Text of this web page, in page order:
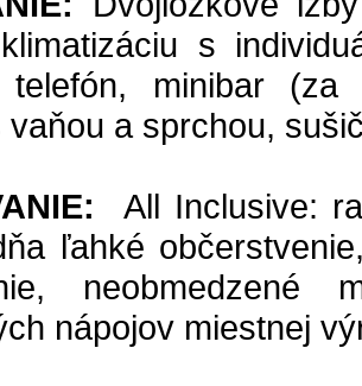
s
telefón, minibar (za
vaňou a sprchou,
All Inclusive:
ľahké
neobmedzené
nápojov miestnej